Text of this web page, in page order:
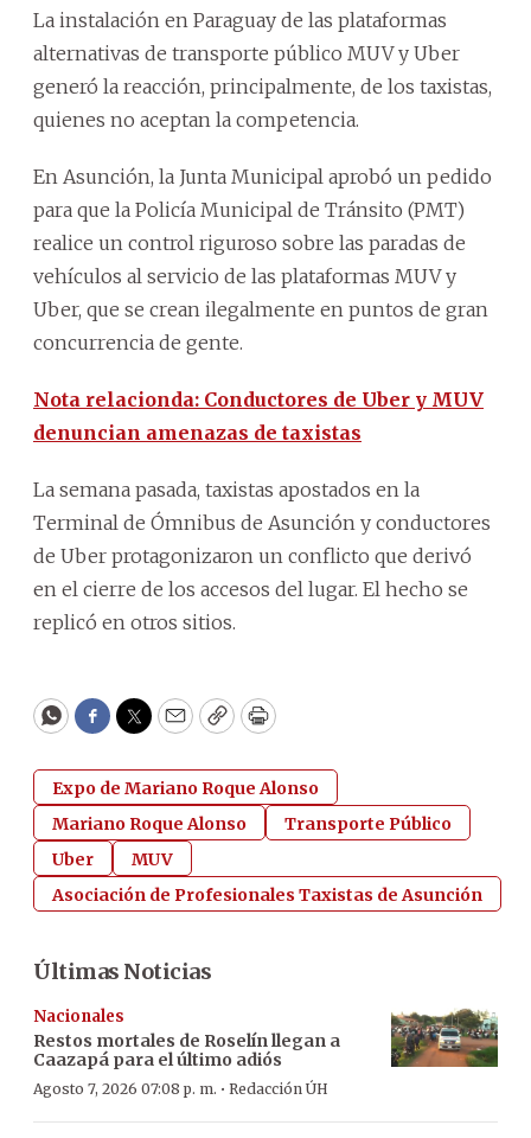
La instalación en Paraguay de las plataformas
alternativas de transporte público MUV y Uber
generó la reacción, principalmente, de los taxistas,
quienes no aceptan la competencia.
En Asunción, la Junta Municipal aprobó un pedido
para que la Policía Municipal de Tránsito (PMT)
realice un control riguroso sobre las paradas de
vehículos al servicio de las plataformas MUV y
Uber, que se crean ilegalmente en puntos de gran
concurrencia de gente.
Nota relacionda: Conductores de Uber y MUV
denuncian amenazas de taxistas
La semana pasada, taxistas apostados en la
Terminal de Ómnibus de Asunción y conductores
de Uber protagonizaron un conflicto que derivó
en el cierre de los accesos del lugar. El hecho se
replicó en otros sitios.
WhatsApp
Facebook
Twitter
EmailCopyPrint
Expo de Mariano Roque Alonso
Mariano Roque Alonso
Transporte Público
Uber
MUV
Asociación de Profesionales Taxistas de Asunción
Últimas Noticias
Nacionales
Restos mortales de Roselín llegan a
Caazapá para el último adiós
Agosto 7, 2026 07:08 p. m. · Redacción ÚH